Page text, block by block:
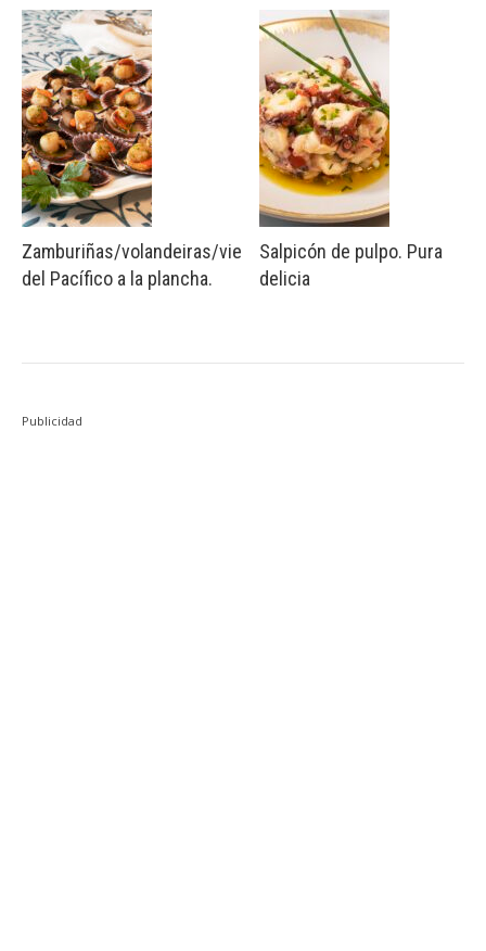
Zamburiñas/volandeiras/vieiras
del Pacífico a la plancha.
Salpicón de pulpo. Pura
delicia
Publicidad